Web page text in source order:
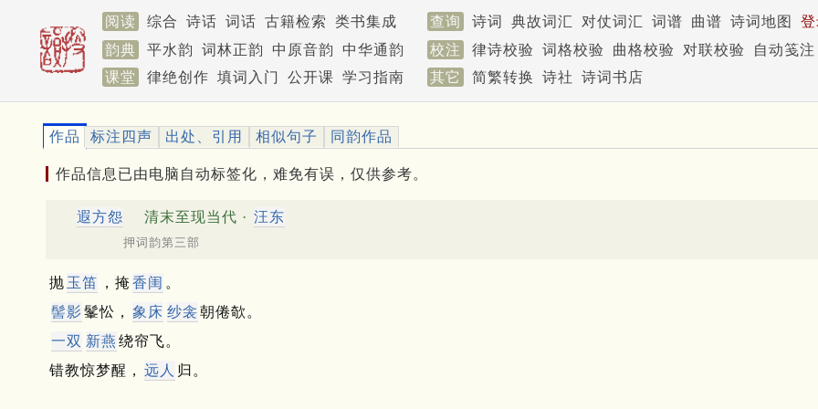
阅读 综合 诗话 词话 古籍检索 类书集成 查询 诗词 典故词汇 对仗词汇 词谱 曲谱 诗词地图
韵典
平水韵 词林正韵 中原音韵 中华通韵 校注 律诗校验 词格校验 曲格校验 对联校验
自动笺注
课堂
律绝创作 填词入门 公开课 学习指南 其它 简繁转换 诗社 诗词书店
作品 标注四声 出处、引用 相似句子 同韵作品
作品信息已由电脑自动标签化，难免有误，仅供参考。
遐方怨 清末至现当代 · 汪东
押词韵第三部
抛 玉笛 ，掩香闺 。
髻影 髼忪， 象床 纱衾朝倦欹。
一双 新燕 绕帘飞。
错教惊梦醒， 远人 归。